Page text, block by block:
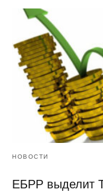
НОВОСТИ
ЕБРР выделит